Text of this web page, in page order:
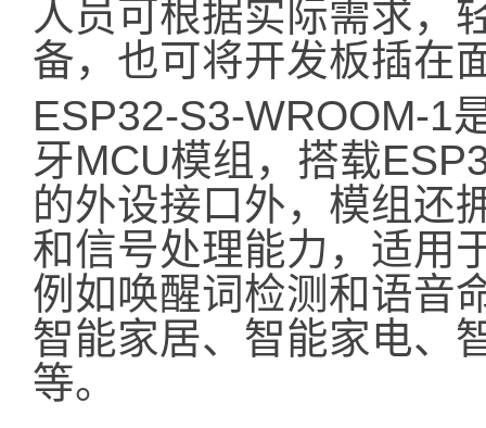
人员可根据实际需求，
备，也可将开发板插在
ESP32-S3-WROOM-1
牙MCU模组，搭载
的外设接口外，模组还
和信号处理能力，适用
例如唤醒词检测和语音
智能家居、智能家电、
等。